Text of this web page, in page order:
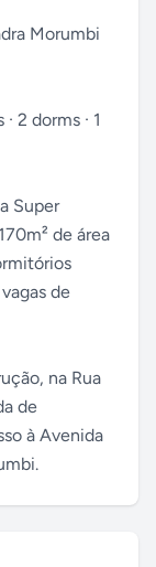
Morumbi
2 dorms · 1
Super
de área
de
na Rua
de
à Avenida